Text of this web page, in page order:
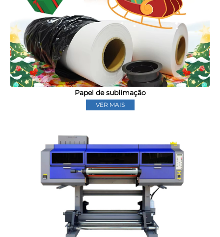
Papel de sublimação
VER MAIS